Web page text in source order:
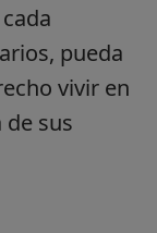
pueda
vivir en
sus